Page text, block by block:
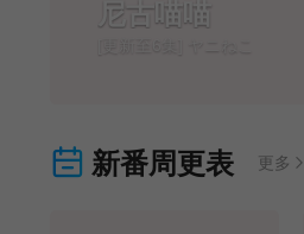
尼古喵喵
新番周更表 更多